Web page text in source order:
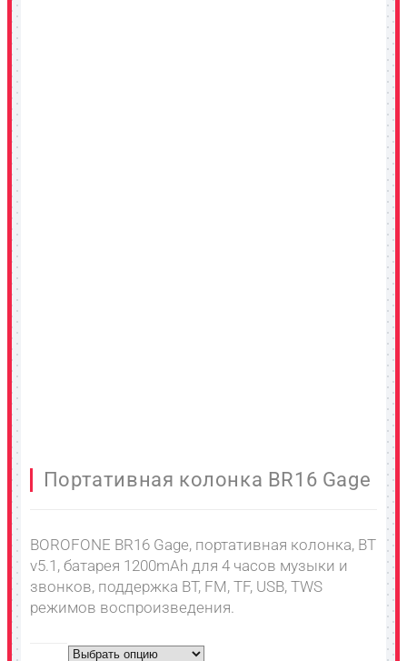
Портативная колонка BR16 Gage
BOROFONE BR16 Gage, портативная колонка, BT
v5.1, батарея 1200mAh для 4 часов музыки и
звонков, поддержка BT, FM, TF, USB, TWS
режимов воспроизведения.